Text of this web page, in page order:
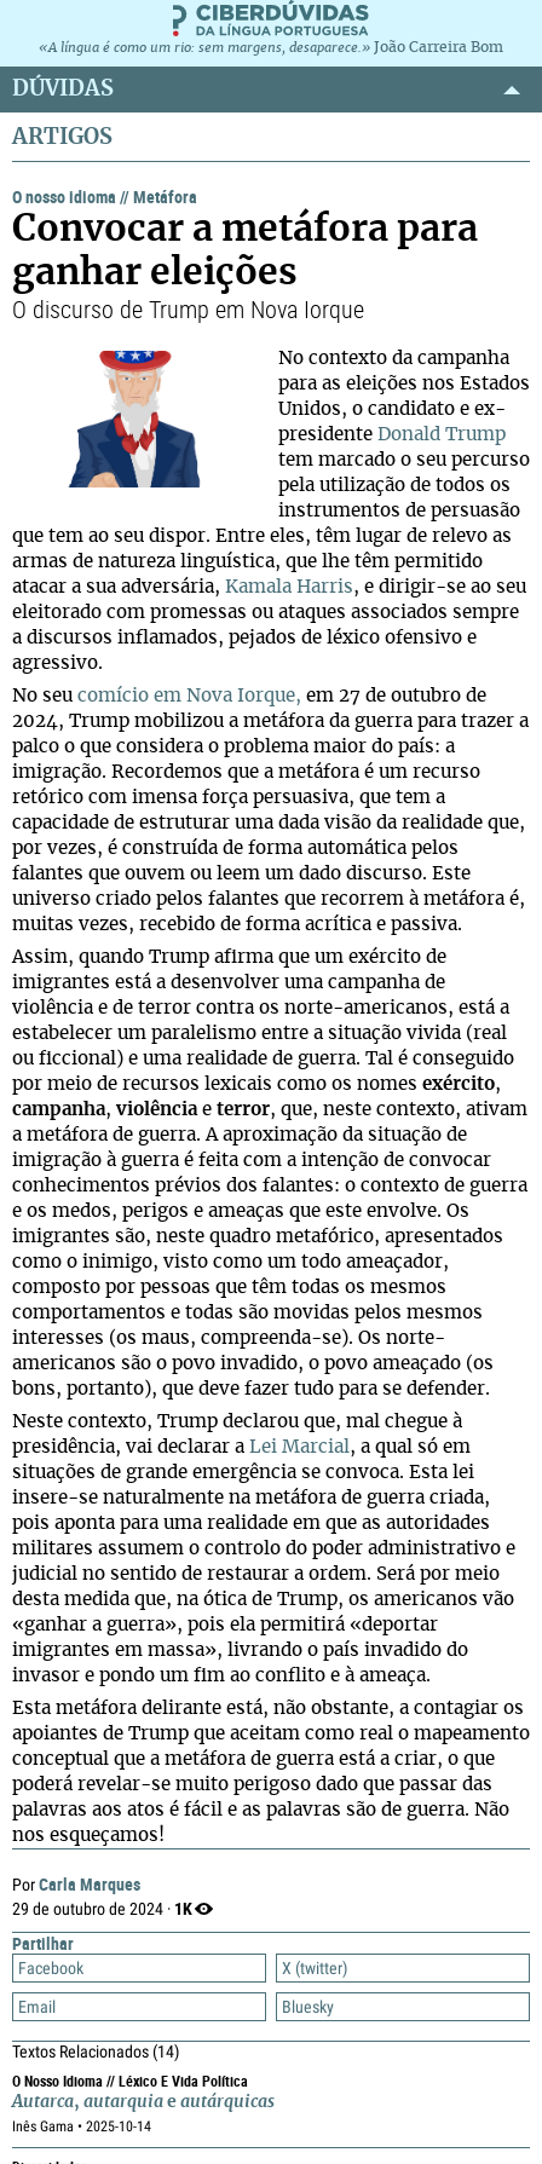
«A língua é como um rio: sem margens, desaparece.» João Carreira Bom
DÚVIDAS
ARTIGOS
PorCarla Marques
29 de outubro de 2024 · 1K
Partilhar
Facebook
X (twitter)
Email
Bluesky
Textos Relacionados(14)
O Nosso Idioma // Léxico E Vida Política
Autarca, autarquia e autárquicas
Inês Gama • 2025-10-14
O nosso idioma //Metáfora
Convocar a metáfora para
ganhar eleições
O discurso de Trump em Nova Iorque
No contexto da campanha
para as eleições nos Estados
Unidos, o candidato e ex-
presidente Donald Trump
tem marcado o seu percurso
pela utilização de todos os
instrumentos de persuasão
que tem ao seu dispor. Entre eles, têm lugar de relevo as
armas de natureza linguística, que lhe têm permitido
atacar a sua adversária, Kamala Harris, e dirigir-se ao seu
eleitorado com promessas ou ataques associados sempre
a discursos inflamados, pejados de léxico ofensivo e
agressivo.
No seu comício em Nova Iorque, em 27 de outubro de
2024, Trump mobilizou a metáfora da guerra para trazer a
palco o que considera o problema maior do país: a
imigração. Recordemos que a metáfora é um recurso
retórico com imensa força persuasiva, que tem a
capacidade de estruturar uma dada visão da realidade que,
por vezes, é construída de forma automática pelos
falantes que ouvem ou leem um dado discurso. Este
universo criado pelos falantes que recorrem à metáfora é,
muitas vezes, recebido de forma acrítica e passiva.
Assim, quando Trump afirma que um exército de
imigrantes está a desenvolver uma campanha de
violência e de terror contra os norte-americanos, está a
estabelecer um paralelismo entre a situação vivida (real
ou ficcional) e uma realidade de guerra. Tal é conseguido
por meio de recursos lexicais como os nomes exército,
campanha, violênciae terror, que, neste contexto, ativam
a metáfora de guerra. A aproximação da situação de
imigração à guerra é feita com a intenção de convocar
conhecimentos prévios dos falantes: o contexto de guerra
e os medos, perigos e ameaças que este envolve. Os
imigrantes são, neste quadro metafórico, apresentados
como o inimigo, visto como um todo ameaçador,
composto por pessoas que têm todas os mesmos
comportamentos e todas são movidas pelos mesmos
interesses (os maus, compreenda-se). Os norte-
americanos são o povo invadido, o povo ameaçado (os
bons, portanto), que deve fazer tudo para se defender.
Neste contexto, Trump declarou que, mal chegue à
presidência, vai declarar a Lei Marcial, a qual só em
situações de grande emergência se convoca. Esta lei
insere-se naturalmente na metáfora de guerra criada,
pois aponta para uma realidade em que as autoridades
militares assumem o controlo do poder administrativo e
judicial no sentido de restaurar a ordem. Será por meio
desta medida que, na ótica de Trump, os americanos vão
«ganhar a guerra», pois ela permitirá «deportar
imigrantes em massa», livrando o país invadido do
invasor e pondo um fim ao conflito e à ameaça.
Esta metáfora delirante está, não obstante, a contagiar os
apoiantes de Trump que aceitam como real o mapeamento
conceptual que a metáfora de guerra está a criar, o que
poderá revelar-se muito perigoso dado que passar das
palavras aos atos é fácil e as palavras são de guerra. Não
nos esqueçamos!